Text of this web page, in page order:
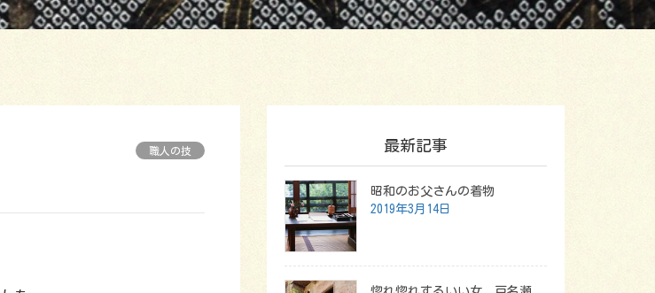
職人の技 最新記事
昭和のお父さんの着物
2019年3月14日